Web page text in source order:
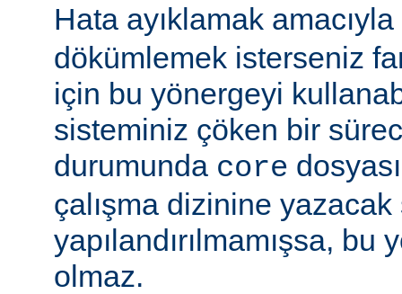
Hata ayıklamak
dökümlemek isterseniz
için bu yönergeyi
sisteminiz çöken bir
durumunda core
çalışma dizinine
yapılandırılmamışsa,
olmaz.